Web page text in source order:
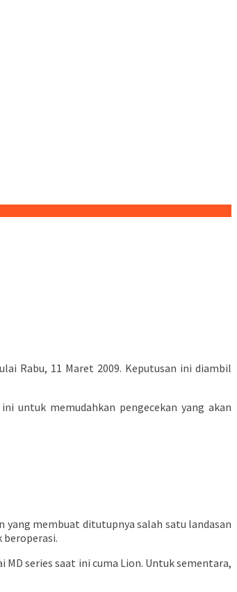
Rabu, 11 Maret 2009. Keputusan ini diambil
untuk memudahkan pengecekan yang akan
yang membuat ditutupnya salah satu landasan
beroperasi.
series saat ini cuma Lion. Untuk sementara,